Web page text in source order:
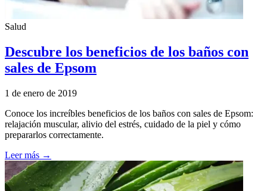
Salud
Descubre los beneficios de los baños con
sales de Epsom
1 de enero de 2019
Conoce los increíbles beneficios de los baños con sales de Epsom:
relajación muscular, alivio del estrés, cuidado de la piel y cómo
prepararlos correctamente.
Leer más →